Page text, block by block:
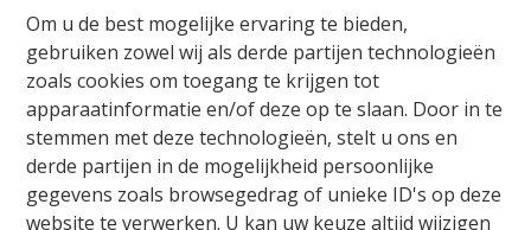
Om u de best mogelijke ervaring te bieden,
gebruiken zowel wij als derde partijen technologieën
zoals cookies om toegang te krijgen tot
apparaatinformatie en/of deze op te slaan. Door in te
stemmen met deze technologieën, stelt u ons en
derde partijen in de mogelijkheid persoonlijke
gegevens zoals browsegedrag of unieke ID's op deze
website te verwerken. U kan uw keuze altijd wijzigen